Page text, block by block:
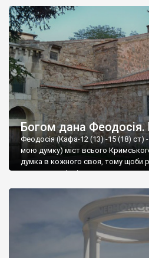
Богом дана Феодосія.
Феодосія (Кафа-12 (13) -15 (18) ст) -
мою думку) міст всього
думка в кожного своя, тому щоби
запрошую відвідати це